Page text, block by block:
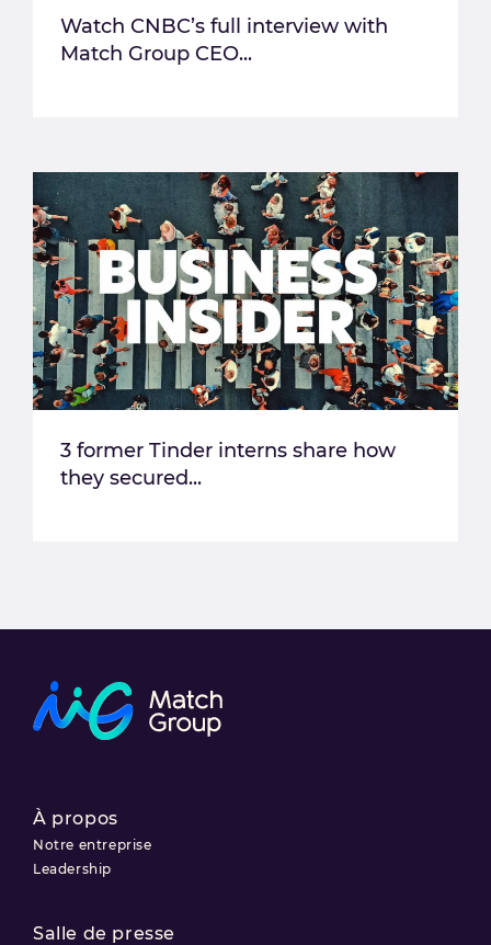
Watch CNBC’s full interview with
Match Group CEO...
3 former Tinder interns share how
they secured...
À propos
Notre entreprise
Leadership
Salle de presse